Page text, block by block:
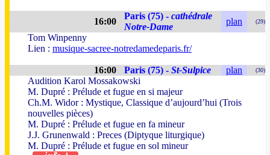
16:00
Paris (75) - cathédrale
Notre-Dame
plan (29)
Tom Winpenny
Lien : musique-sacree-notredamedeparis.fr/
16:00 Paris (75) - St-Sulpice plan (30)
Audition Karol Mossakowski
M. Dupré : Prélude et fugue en si majeur
Ch.M. Widor : Mystique, Classique d’aujourd’hui (Trois
nouvelles pièces)
M. Dupré : Prélude et fugue en fa mineur
J.J. Grunenwald : Preces (Diptyque liturgique)
M. Dupré : Prélude et fugue en sol mineur